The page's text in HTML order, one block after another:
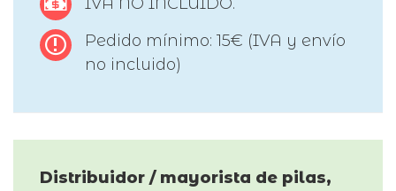
Pedido mínimo: 15€ (IVA y envío
no incluido)
Distribuidor / mayorista de pilas,